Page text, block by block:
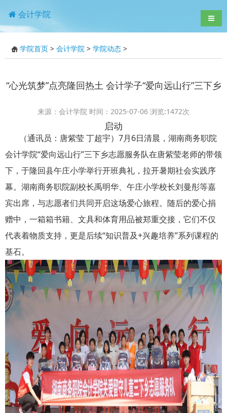
会计学院 导航
学院首页 > 会计学院 > 学院动态 >
“心光筑梦”点亮隆回热土 会计学子“爱向远山行”三下乡
启动
来源：会计学院 时间：2025-07-06 浏览:1472次
（通讯员：唐紫莹 丁超宇）7月6日清晨，湖南商务职院
会计学院“爱向远山行”三下乡志愿服务队在唐紫莹老师的带领
下，于隆回县午庄小学举行开班典礼，拉开暑期社会实践序
幕。湖南商务职院副校长禹明华、午庄小学校长刘曼彤等嘉
宾出席，与志愿者们共同开启这场爱心旅程。随后的爱心捐
赠中，一箱箱书籍、文具和体育用品被郑重交接，它们不仅
代表着物质支持，更是后续“知识普及+兴趣培养”系列课程的
基石。